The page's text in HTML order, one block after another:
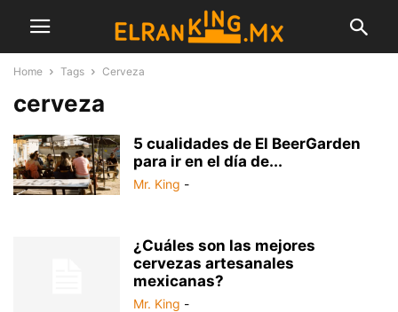
Home Tags Cerveza
cerveza
5 cualidades de El BeerGarden
para ir en el día de...
Mr. King -
¿Cuáles son las mejores
cervezas artesanales
mexicanas?
Mr. King -